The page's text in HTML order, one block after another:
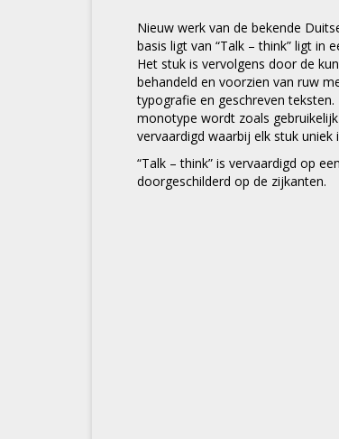
Nieuw werk van de bekende
basis ligt van “Talk – think” ligt in
Het stuk is vervolgens door de
behandeld en voorzien van ruw
typografie en geschreven
monotype wordt zoals
vervaardigd waarbij elk stuk uniek
“Talk – think” is vervaardigd op
doorgeschilderd op de zijkanten.